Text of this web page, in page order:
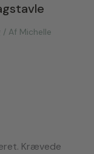
/ Af Michelle
Krævede